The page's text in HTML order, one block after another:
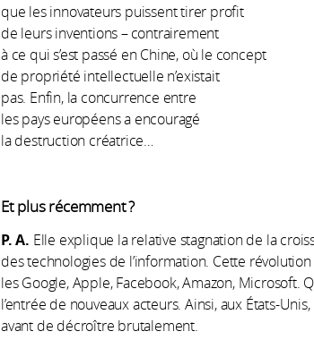
que les innovateurs puissent tirer profit
de leurs inventions – contrairement
à ce qui s’est passé en Chine, où le concept
de propriété intellectuelle n’existait
pas. Enfin, la concurrence entre
les pays européens a encouragé
la destruction créatrice…
Et plus récemment ?
P. A. Elle explique la relative stagnation de la
des technologies de ­l’information. Cette
les Google, Apple, Facebook, Amazon, Microsoft.
l’entrée de nouveaux acteurs. Ainsi, aux États-
avant de décroître brutalement.